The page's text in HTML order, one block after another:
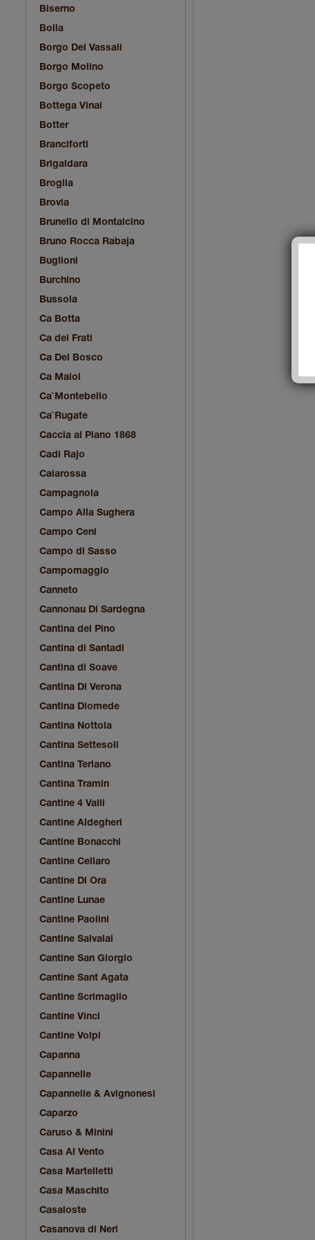
Biserno
Bolla
Borgo Dei Vassali
Borgo Molino
Borgo Scopeto
Bottega Vinai
Botter
Branciforti
Brigaldara
Broglia
Brovia
Brunello di Montalcino
Bruno Rocca Rabaja
Buglioni
Burchino
Bussola
Ca Botta
Ca dei Frati
Ca Del Bosco
Ca Maiol
Ca`Montebello
Ca`Rugate
Caccia al Piano 1868
Cadi Rajo
Caiarossa
Campagnola
Campo Alla Sughera
Campo Ceni
Campo di Sasso
Campomaggio
Canneto
Cannonau Di Sardegna
Cantina del Pino
Cantina di Santadi
Cantina di Soave
Cantina Di Verona
Cantina Diomede
Cantina Nottola
Cantina Settesoli
Cantina Terlano
Cantina Tramin
Cantine 4 Valli
Cantine Aldegheri
Cantine Bonacchi
Cantine Cellaro
Cantine Di Ora
Cantine Lunae
Cantine Paolini
Cantine Salvalai
Cantine San Giorgio
Cantine Sant Agata
Cantine Scrimaglio
Cantine Vinci
Cantine Volpi
Capanna
Capannelle
Capannelle & Avignonesi
Caparzo
Caruso & Minini
Casa Al Vento
Casa Martelletti
Casa Maschito
Casaloste
Casanova di Neri